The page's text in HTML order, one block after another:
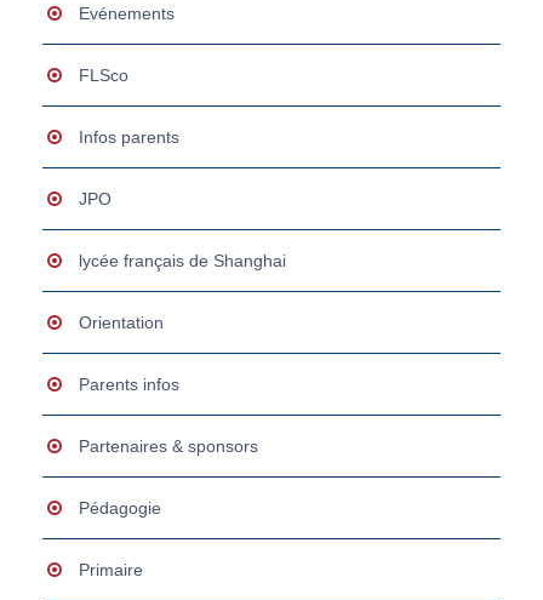
Evénements
FLSco
Infos parents
JPO
lycée français de Shanghai
Orientation
Parents infos
Partenaires & sponsors
Pédagogie
Primaire